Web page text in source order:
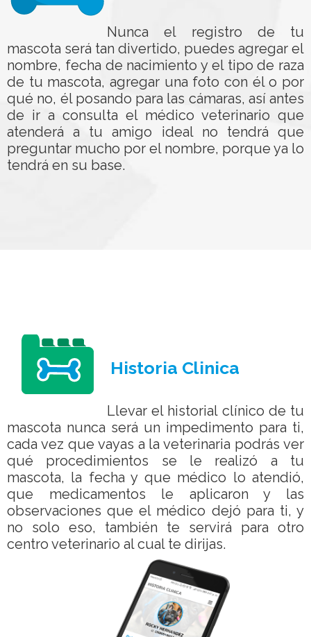
Nunca el registro de tu
mascota será tan divertido, puedes agregar el
nombre, fecha de nacimiento y el tipo de raza
de tu mascota, agregar una foto con él o por
qué no, él posando para las cámaras, así antes
de ir a consulta el médico veterinario que
atenderá a tu amigo ideal no tendrá que
preguntar mucho por el nombre, porque ya lo
tendrá en su base.
Historia Clinica
Llevar el historial clínico de tu
mascota nunca será un impedimento para ti,
cada vez que vayas a la veterinaria podrás ver
qué procedimientos se le realizó a tu
mascota, la fecha y que médico lo atendió,
que medicamentos le aplicaron y las
observaciones que el médico dejó para ti, y
no solo eso, también te servirá para otro
centro veterinario al cual te dirijas.